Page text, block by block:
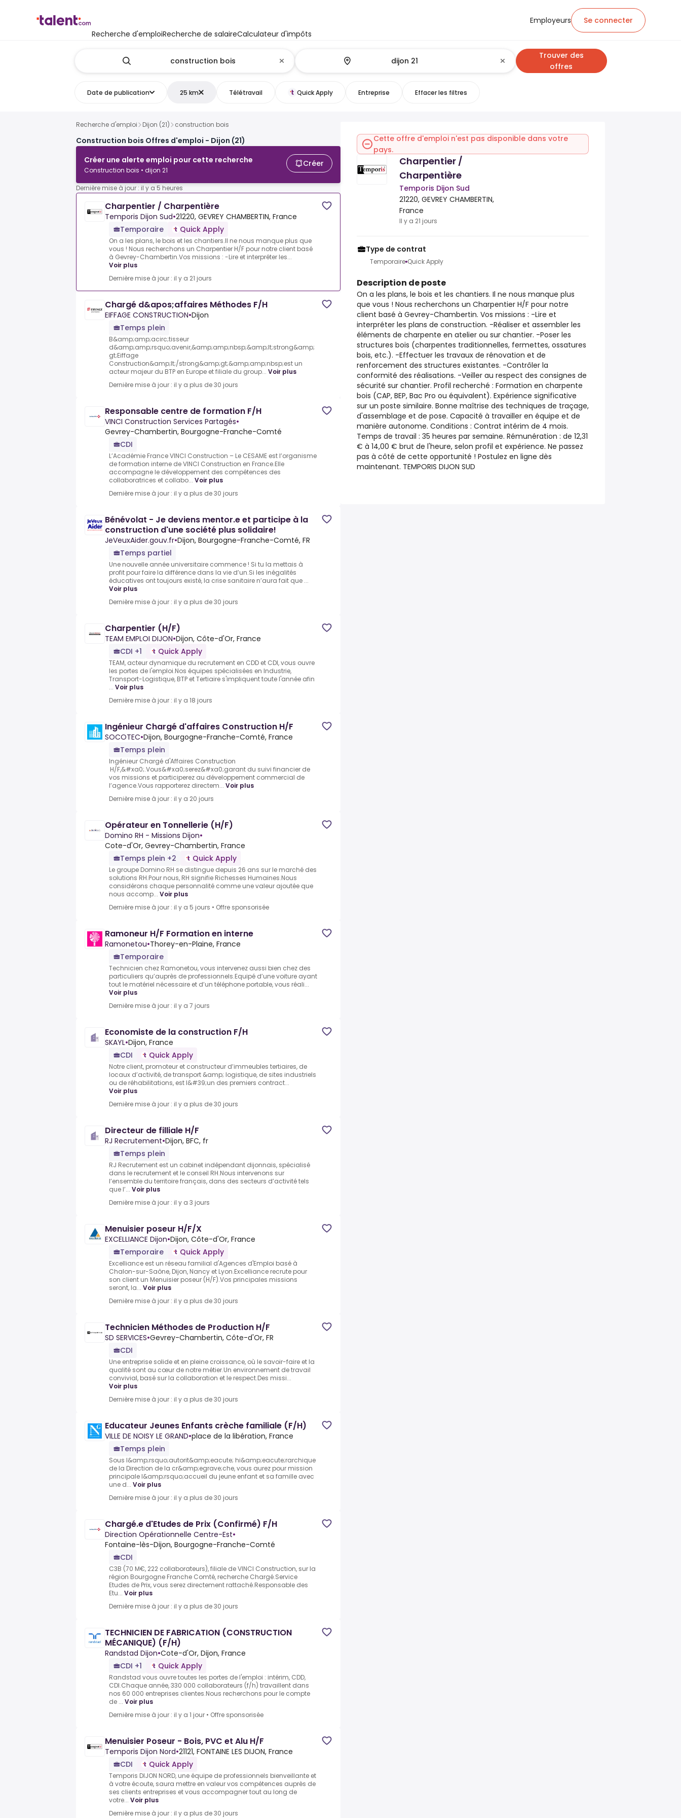
Recherche d'emploiRecherche de salaireCalculateur d'impôts
Employeurs Se connecter
Trouver des
offres
Date de publication 25 km Télétravail Quick Apply Entreprise Effacer les filtres
Recherche d'emploi Dijon (21) construction bois
Construction bois Offres d'emploi - Dijon (21)
Créer une alerte emploi pour cette recherche
Construction bois • dijon 21
Créer
Dernière mise à jour : il y a 5 heures
Charpentier / Charpentière
Temporis Dijon Sud•21220, GEVREY CHAMBERTIN, France
Temporaire
Quick Apply
On a les plans, le bois et les chantiers.Il ne nous manque plus que
vous ! Nous recherchons un Charpentier H/F pour notre client basé
à Gevrey-Chambertin.Vos missions : -Lire et interpréter les...
Voir plus
Dernière mise à jour : il y a 21 jours
Chargé d&apos;affaires Méthodes F/H
EIFFAGE CONSTRUCTION•Dijon
Temps plein
B&amp;amp;acirc;tisseur
d&amp;amp;rsquo;avenir,&amp;amp;nbsp;&amp;lt;strong&amp;
gt;Eiffage
Construction&amp;lt;/strong&amp;gt;&amp;amp;nbsp;est un
acteur majeur du BTP en Europe et filiale du group... Voir plus
Dernière mise à jour : il y a plus de 30 jours
Responsable centre de formation F/H
VINCI Construction Services Partagés•
Gevrey-Chambertin, Bourgogne-Franche-Comté
CDI
L’Académie France VINCI Construction – Le CESAME est l’organisme
de formation interne de VINCI Construction en France.Elle
accompagne le développement des compétences des
collaboratrices et collabo... Voir plus
Dernière mise à jour : il y a plus de 30 jours
Bénévolat - Je deviens mentor.e et participe à la
construction d'une société plus solidaire!
JeVeuxAider.gouv.fr•Dijon, Bourgogne-Franche-Comté, FR
Temps partiel
Une nouvelle année universitaire commence ! Si tu la mettais à
profit pour faire la différence dans la vie d’un.Si les inégalités
éducatives ont toujours existé, la crise sanitaire n’aura fait que ...
Voir plus
Dernière mise à jour : il y a plus de 30 jours
Charpentier (H/F)
TEAM EMPLOI DIJON•Dijon, Côte-d'Or, France
CDI +1
Quick Apply
TEAM, acteur dynamique du recrutement en CDD et CDI, vous ouvre
les portes de l'emploi.Nos équipes spécialisées en Industrie,
Transport-Logistique, BTP et Tertiaire s'impliquent toute l'année afin
... Voir plus
Dernière mise à jour : il y a 18 jours
Ingénieur Chargé d'affaires Construction H/F
SOCOTEC•Dijon, Bourgogne-Franche-Comté, France
Temps plein
Ingénieur Chargé d'Affaires Construction
H/F,&#xa0;.Vous&#xa0;serez&#xa0;garant du suivi financier de
vos missions et participerez au développement commercial de
l’agence.Vous rapporterez directem... Voir plus
Dernière mise à jour : il y a 20 jours
Opérateur en Tonnellerie (H/F)
Domino RH - Missions Dijon•
Cote-d'Or, Gevrey-Chambertin, France
Temps plein +2
Quick Apply
Le groupe Domino RH se distingue depuis 26 ans sur le marché des
solutions RH.Pour nous, RH signifie Richesses Humaines.Nous
considérons chaque personnalité comme une valeur ajoutée que
nous accomp... Voir plus
Dernière mise à jour : il y a 5 jours • Offre sponsorisée
Ramoneur H/F Formation en interne
Ramonetou•Thorey-en-Plaine, France
Temporaire
Technicien chez Ramonetou, vous intervenez aussi bien chez des
particuliers qu’auprès de professionnels.Equipé d’une voiture ayant
tout le matériel nécessaire et d’un téléphone portable, vous réali...
Voir plus
Dernière mise à jour : il y a 7 jours
Economiste de la construction F/H
SKAYL•Dijon, France
CDI
Quick Apply
Notre client, promoteur et constructeur d’immeubles tertiaires, de
locaux d’activité, de transport &amp; logistique, de sites industriels
ou de réhabilitations, est l&#39;un des premiers contract...
Voir plus
Dernière mise à jour : il y a plus de 30 jours
Directeur de filliale H/F
RJ Recrutement•Dijon, BFC, fr
Temps plein
RJ Recrutement est un cabinet indépendant dijonnais, spécialisé
dans le recrutement et le conseil RH.Nous intervenons sur
l’ensemble du territoire français, dans des secteurs d’activité tels
que l’... Voir plus
Dernière mise à jour : il y a 3 jours
Menuisier poseur H/F/X
EXCELLIANCE Dijon•Dijon, Côte-d'Or, France
Temporaire
Quick Apply
Excelliance est un réseau familial d'Agences d'Emploi basé à
Chalon-sur-Saône, Dijon, Nancy et Lyon.Excelliance recrute pour
son client un Menuisier poseur (H/F).Vos principales missions
seront, la... Voir plus
Dernière mise à jour : il y a plus de 30 jours
Technicien Méthodes de Production H/F
SD SERVICES•Gevrey-Chambertin, Côte-d'Or, FR
CDI
Une entreprise solide et en pleine croissance, où le savoir-faire et la
qualité sont au cœur de notre métier.Un environnement de travail
convivial, basé sur la collaboration et le respect.Des missi...
Voir plus
Dernière mise à jour : il y a plus de 30 jours
Educateur Jeunes Enfants crèche familiale (F/H)
VILLE DE NOISY LE GRAND•place de la libération, France
Temps plein
Sous l&amp;rsquo;autorit&amp;eacute; hi&amp;eacute;rarchique
de la Direction de la cr&amp;egrave;che, vous aurez pour mission
principale l&amp;rsquo;accueil du jeune enfant et sa famille avec
une d... Voir plus
Dernière mise à jour : il y a plus de 30 jours
Chargé.e d'Etudes de Prix (Confirmé) F/H
Direction Opérationnelle Centre-Est•
Fontaine-lès-Dijon, Bourgogne-Franche-Comté
CDI
C3B (70 M€, 222 collaborateurs), filiale de VINCI Construction, sur la
région Bourgogne Franche Comté, recherche Chargé.Service
Etudes de Prix, vous serez directement rattaché.Responsable des
Etu... Voir plus
Dernière mise à jour : il y a plus de 30 jours
TECHNICIEN DE FABRICATION (CONSTRUCTION
MÉCANIQUE) (F/H)
Randstad Dijon•Cote-d'Or, Dijon, France
CDI +1
Quick Apply
Randstad vous ouvre toutes les portes de l'emploi : intérim, CDD,
CDI.Chaque année, 330 000 collaborateurs (f/h) travaillent dans
nos 60 000 entreprises clientes.Nous recherchons pour le compte
de ... Voir plus
Dernière mise à jour : il y a 1 jour • Offre sponsorisée
Menuisier Poseur - Bois, PVC et Alu H/F
Temporis Dijon Nord•21121, FONTAINE LES DIJON, France
CDI
Quick Apply
Temporis DIJON NORD, une équipe de professionnels bienveillante et
à votre écoute, saura mettre en valeur vos compétences auprès de
ses clients entreprises et vous accompagner tout au long de
votre... Voir plus
Dernière mise à jour : il y a plus de 30 jours
Cette offre d'emploi n'est pas disponible dans votre
pays.
Charpentier /
Charpentière
Temporis Dijon Sud
21220, GEVREY CHAMBERTIN,
France
Il y a 21 jours
Type de contrat
Temporaire Quick Apply
Description de poste
On a les plans, le bois et les chantiers. Il ne nous manque plus
que vous ! Nous recherchons un Charpentier H/F pour notre
client basé à Gevrey-Chambertin. Vos missions : -Lire et
interpréter les plans de construction. -Réaliser et assembler les
éléments de charpente en atelier ou sur chantier. -Poser les
structures bois (charpentes traditionnelles, fermettes, ossatures
bois, etc.). -Effectuer les travaux de rénovation et de
renforcement des structures existantes. -Contrôler la
conformité des réalisations. -Veiller au respect des consignes de
sécurité sur chantier. Profil recherché : Formation en charpente
bois (CAP, BEP, Bac Pro ou équivalent). Expérience significative
sur un poste similaire. Bonne maîtrise des techniques de traçage,
d'assemblage et de pose. Capacité à travailler en équipe et de
manière autonome. Conditions : Contrat intérim de 4 mois.
Temps de travail : 35 heures par semaine. Rémunération : de 12,31
€ à 14,00 € brut de l'heure, selon profil et expérience. Ne passez
pas à côté de cette opportunité ! Postulez en ligne dès
maintenant. TEMPORIS DIJON SUD